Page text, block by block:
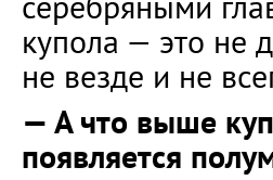
купола — это не
не везде и не
— А что выше
появляется